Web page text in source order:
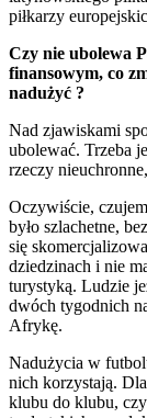
piłkarzy
Czy nie ubolewa
finansowym, co
nadużyć ?
Nad zjawiskami
ubolewać. Trzeba
rzeczy
Oczywiście,
było szlachetne,
się
dziedzinach i nie
turystyką. Ludzie
dwóch tygodnich
Afrykę.
Nadużycia w
nich korzystają.
klubu do klubu,